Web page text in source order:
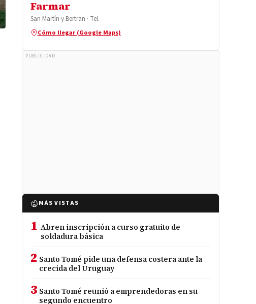
Farmar
San Martín y Bertran · Tel.
Cómo llegar (Google Maps)
PUBLICIDAD
MÁS VISTAS
1 Abren inscripción a curso gratuito de
soldadura básica
2 Santo Tomé pide una defensa costera ante la
crecida del Uruguay
3 Santo Tomé reunió a emprendedoras en su
segundo encuentro